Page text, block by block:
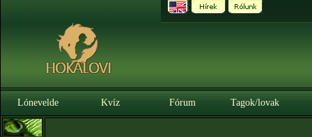
Lónevelde Kvíz Fórum Tagok/lovak